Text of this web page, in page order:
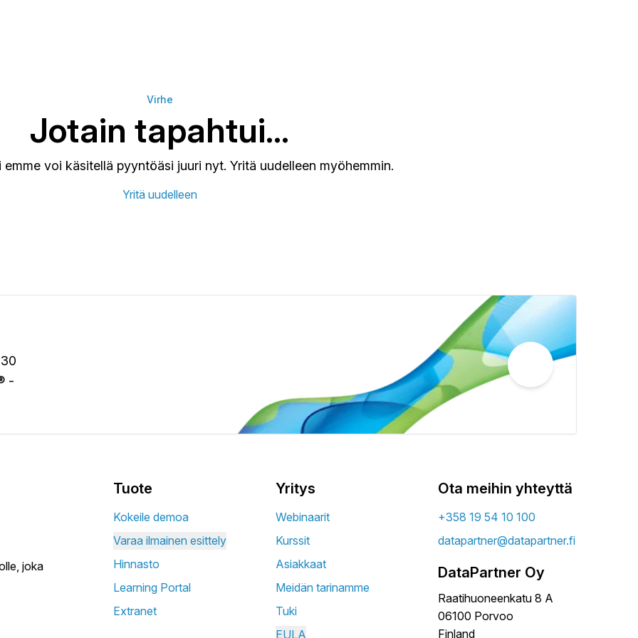
(kansainvälinen laskenta).
Virhe
Jotain tapahtui…
voi käsitellä pyyntöäsi juuri nyt. Yritä uudelleen myöhemmin.
Yritä uudelleen
-
joka
Tuote
Kokeile demoa
Varaa ilmainen esittely
Hinnasto
Learning Portal
Extranet
Yritys
Webinaarit
Kurssit
Asiakkaat
Meidän tarinamme
Tuki
EULA
Ota meihin yhteyttä
+358 19 54 10 100
datapartner@datapartner.fi
DataPartner Oy
Raatihuoneenkatu 8 A
06100 Porvoo
Finland